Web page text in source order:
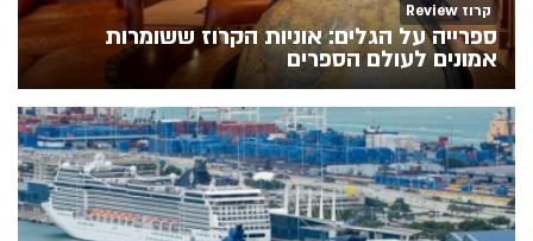
קרוז Review
ספרייה על הגלים: אוניות הקרוז ששומרות
אמונים לעולם הספרים